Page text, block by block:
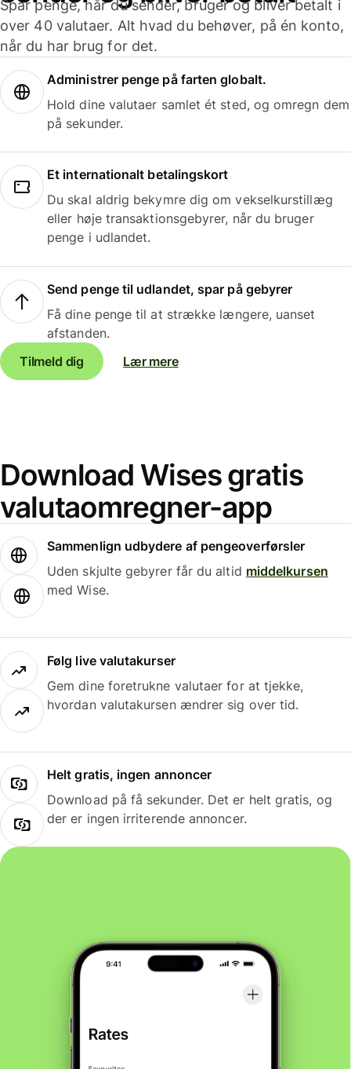
Spar penge, når du sender, bruger og bliver betalt i
over 40 valutaer. Alt hvad du behøver, på én konto,
når du har brug for det.
Administrer penge på farten globalt.
Hold dine valutaer samlet ét sted, og omregn dem
på sekunder.
Et internationalt betalingskort
Du skal aldrig bekymre dig om vekselkurstillæg
eller høje transaktionsgebyrer, når du bruger
penge i udlandet.
Send penge til udlandet, spar på gebyrer
Få dine penge til at strække længere, uanset
afstanden.
Tilmeld dig
Lær mere
Download Wises gratis
valutaomregner-app
Sammenlign udbydere af pengeoverførsler
Uden skjulte gebyrer får du altid middelkursen
med Wise.
Følg live valutakurser
Gem dine foretrukne valutaer for at tjekke,
hvordan valutakursen ændrer sig over tid.
Helt gratis, ingen annoncer
Download på få sekunder. Det er helt gratis, og
der er ingen irriterende annoncer.